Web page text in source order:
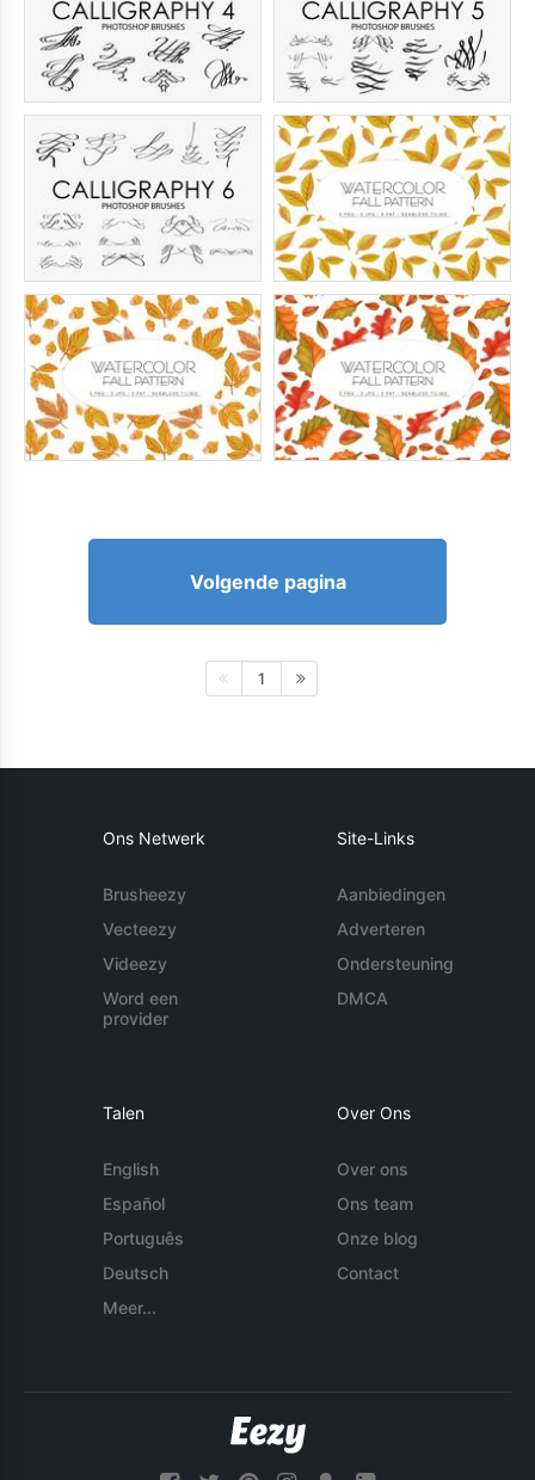
Volgende pagina
1
Ons Netwerk
Brusheezy
Vecteezy
Videezy
Word een
provider
Site-Links
Aanbiedingen
Adverteren
Ondersteuning
DMCA
Talen
English
Español
Português
Deutsch
Meer...
Over Ons
Over ons
Ons team
Onze blog
Contact